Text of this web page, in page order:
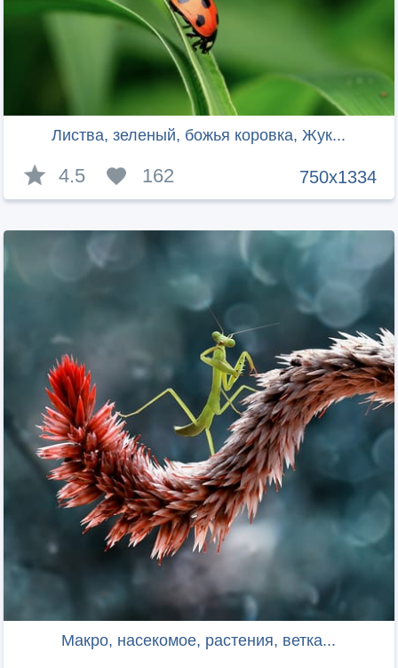
Листва, зеленый, божья коровка, Жук...
750x1334
4.5 162
Макро, насекомое, растения, ветка...